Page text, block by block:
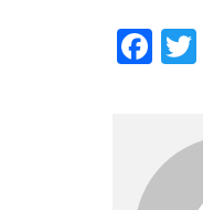
F
e
b